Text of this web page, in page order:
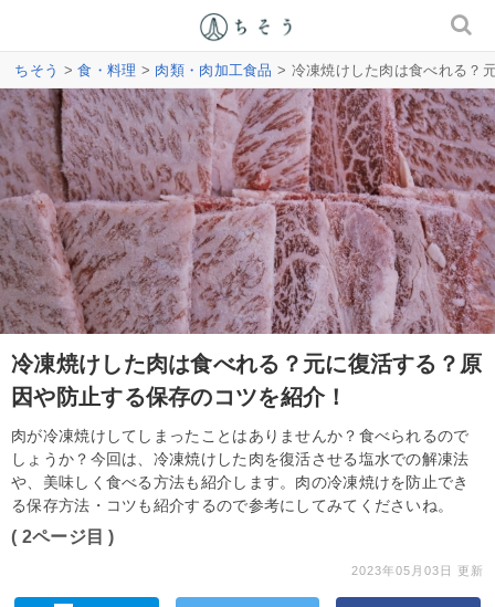
ちそう >食・料理 > 肉類・肉加工食品 > 冷凍焼けした肉は食べれる？
冷凍焼けした肉は食べれる？元に復活する？原
因や防止する保存のコツを紹介！
肉が冷凍焼けしてしまったことはありませんか？食べられるので
しょうか？今回は、冷凍焼けした肉を復活させる塩水での解凍法
や、美味しく食べる方法も紹介します。肉の冷凍焼けを防止でき
る保存方法・コツも紹介するので参考にしてみてくださいね。
( 2ページ目 )
2023年05月03日 更新